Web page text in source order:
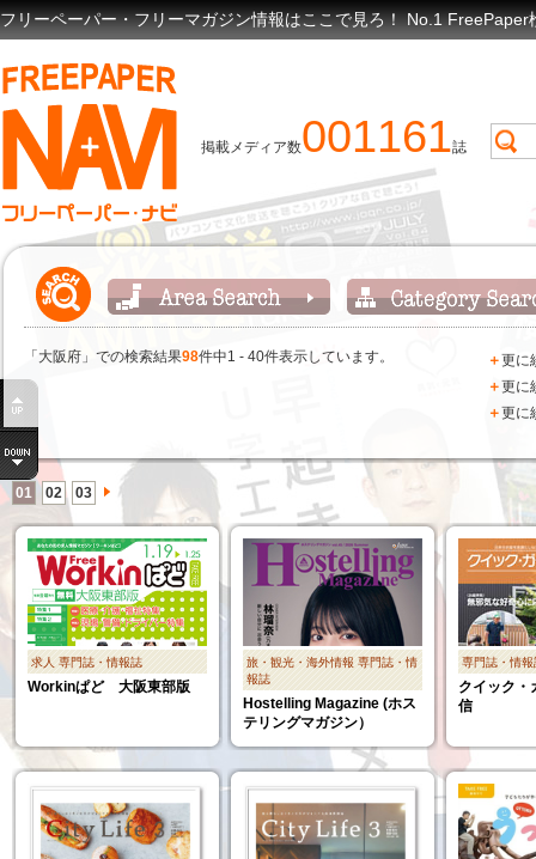
フリーペーパー・フリーマガジン情報はここで見ろ！ No.1
掲載メディア数001161誌
「大阪府」での検索結果98件中1 - 40件表示しています。 ＋更に
＋更に
＋更に
01 02 03
求人 専門誌・情報誌
Workinぱど 大阪東部版
旅・観光・海外情報 専門誌・情
報誌
Hostelling Magazine (ホス
テリングマガジン）
専門誌・情報
クイック・
信